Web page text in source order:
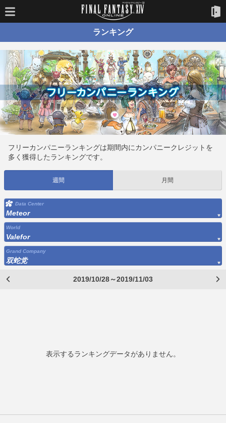
ランキング
フリーカンパニーランキングは期間内にカンパニークレジットを
多く獲得したランキングです。
週間 月間
Data Center
Meteor
World
Valefor
Grand Company
双蛇党
2019/10/28～2019/11/03
表示するランキングデータがありません。